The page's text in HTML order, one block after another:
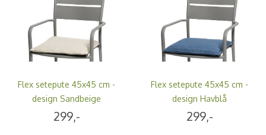
Flex setepute 45x45 cm -
design Sandbeige
299,-
Flex setepute 45x45 cm -
design Havblå
299,-